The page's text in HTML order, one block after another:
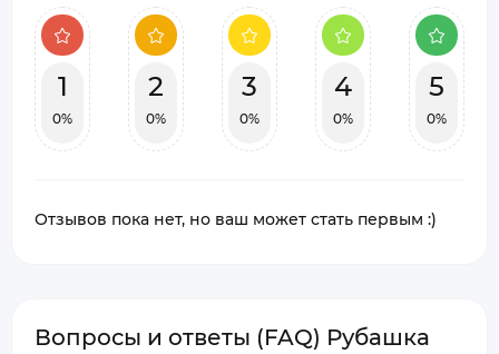
1
0%
2
0%
3
0%
4
0%
5
0%
Отзывов пока нет, но ваш может стать первым :)
Вопросы и ответы (FAQ) Рубашка